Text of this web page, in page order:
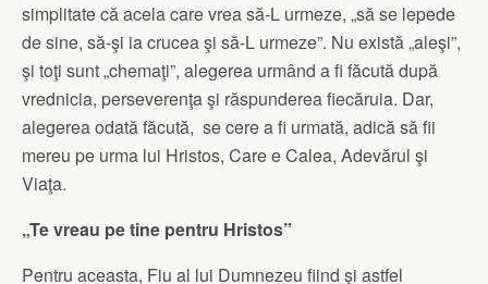
simplitate că acela care vrea să-L urmeze, „să se lepede
de sine, să-şi ia crucea şi să-L urmeze”. Nu există „aleşi”,
şi toţi sunt „chemaţi”, alegerea urmând a fi făcută după
vrednicia, perseverenţa şi răspunderea fiecăruia. Dar,
alegerea odată făcută, se cere a fi urmată, adică să fii
mereu pe urma lui Hristos, Care e Calea, Adevărul şi
Viaţa.
„Te vreau pe tine pentru Hristos”
Pentru aceasta, Fiu al lui Dumnezeu fiind şi astfel